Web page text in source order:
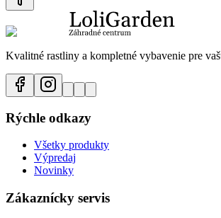
Kvalitné rastliny a kompletné vybavenie pre
Rýchle odkazy
Všetky produkty
Výpredaj
Novinky
Zákaznícky servis